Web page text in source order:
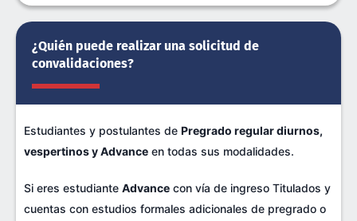
¿Quién puede realizar una solicitud de
convalidaciones?
Estudiantes y postulantes de Pregrado regular diurnos,
vespertinos y Advance en todas sus modalidades.
Si eres estudiante Advance con vía de ingreso Titulados y
cuentas con estudios formales adicionales de pregrado o